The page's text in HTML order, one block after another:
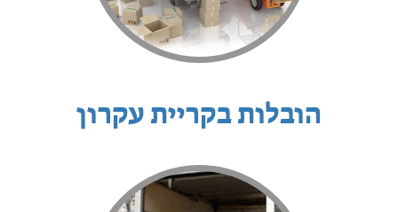
הובלות בקריית עקרון